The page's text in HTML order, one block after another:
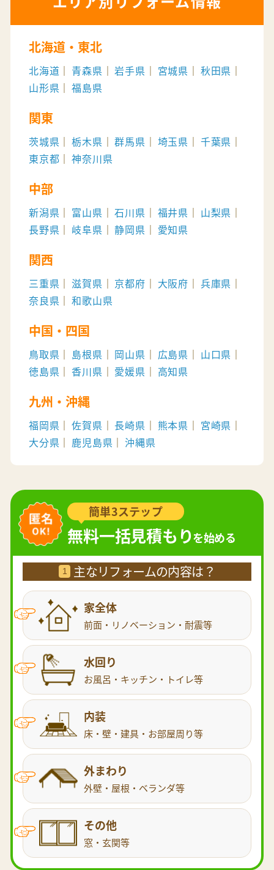
簡単3ステップ
無料一括見積もりを始める
1 主なリフォームの内容は？
家全体
前面・リノベーション・耐震等
水回り
お風呂・キッチン・トイレ等
内装
床・壁・建具・お部屋周り等
外まわり
外壁・屋根・ベランダ等
その他
窓・玄関等
北海道・東北
北海道 青森県 岩手県 宮城県
秋田県
山形県
福島県
関東
茨城県 栃木県 群馬県 埼玉県
千葉県
東京都
神奈川県
中部
新潟県 富山県 石川県 福井県
山梨県
長野県
岐阜県 静岡県 愛知県
関西
三重県 滋賀県 京都府 大阪府
兵庫県
奈良県
和歌山県
中国・四国
鳥取県 島根県 岡山県 広島県
山口県
徳島県
香川県 愛媛県 高知県
九州・沖縄
福岡県 佐賀県 長崎県 熊本県
宮崎県
大分県
鹿児島県 沖縄県